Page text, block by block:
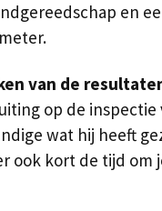
en
van de
op de
wat hij heeft
ook kort de tijd om